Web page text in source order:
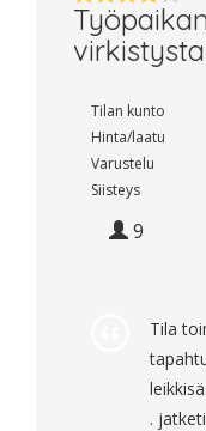
Tilan kunto
Hinta/laatu
Varustelu
Siisteys
9
Tila
.